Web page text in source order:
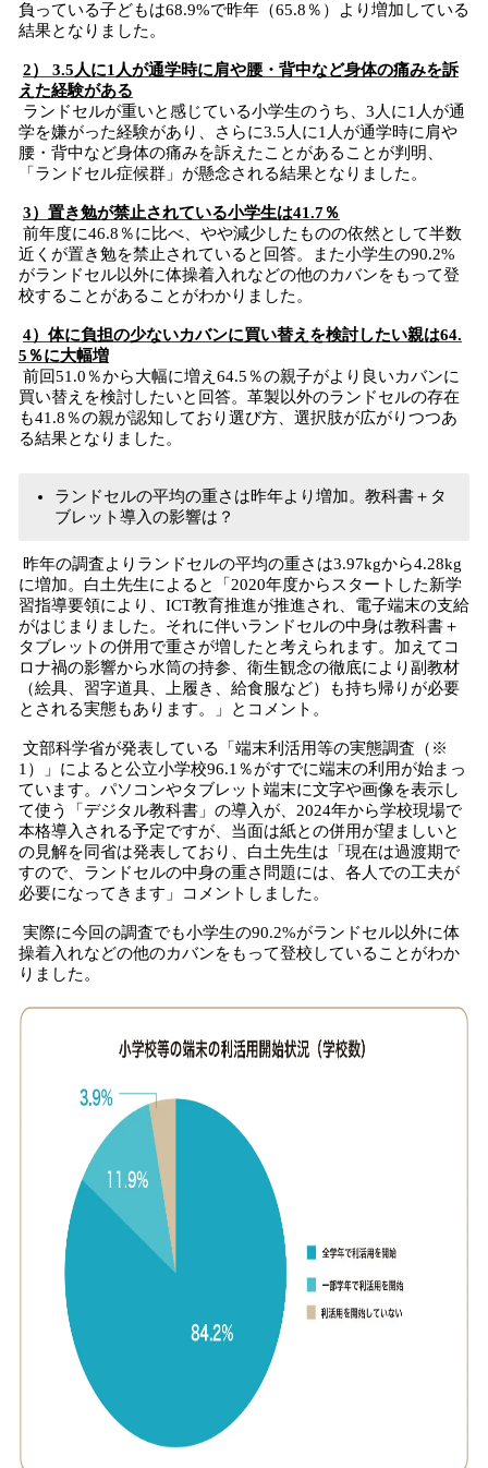
負っている子どもは68.9%で昨年（65.8％）より増加している
結果となりました。
2） 3.5人に1人が通学時に肩や腰・背中など身体の痛みを訴
えた経験がある
ランドセルが重いと感じている小学生のうち、3人に1人が通
学を嫌がった経験があり、さらに3.5人に1人が通学時に肩や
腰・背中など身体の痛みを訴えたことがあることが判明、
「ランドセル症候群」が懸念される結果となりました。
3）置き勉が禁止されている小学生は41.7％
前年度に46.8％に比べ、やや減少したものの依然として半数
近くが置き勉を禁止されていると回答。また小学生の90.2%
がランドセル以外に体操着入れなどの他のカバンをもって登
校することがあることがわかりました。
4）体に負担の少ないカバンに買い替えを検討したい親は64.
5％に大幅増
前回51.0％から大幅に増え64.5％の親子がより良いカバンに
買い替えを検討したいと回答。革製以外のランドセルの存在
も41.8％の親が認知しており選び方、選択肢が広がりつつあ
る結果となりました。
ランドセルの平均の重さは昨年より増加。教科書＋タ
ブレット導入の影響は？
昨年の調査よりランドセルの平均の重さは3.97kgから4.28kg
に増加。白土先生によると「2020年度からスタートした新学
習指導要領により、ICT教育推進が推進され、電子端末の支給
がはじまりました。それに伴いランドセルの中身は教科書＋
タブレットの併用で重さが増したと考えられます。加えてコ
ロナ禍の影響から水筒の持参、衛生観念の徹底により副教材
（絵具、習字道具、上履き、給食服など）も持ち帰りが必要
とされる実態もあります。」とコメント。
文部科学省が発表している「端末利活用等の実態調査（※
1）」によると公立小学校96.1％がすでに端末の利用が始まっ
ています。パソコンやタブレット端末に文字や画像を表示し
て使う「デジタル教科書」の導入が、2024年から学校現場で
本格導入される予定ですが、当面は紙との併用が望ましいと
の見解を同省は発表しており、白土先生は「現在は過渡期で
すので、ランドセルの中身の重さ問題には、各人での工夫が
必要になってきます」コメントしました。
実際に今回の調査でも小学生の90.2%がランドセル以外に体
操着入れなどの他のカバンをもって登校していることがわか
りました。